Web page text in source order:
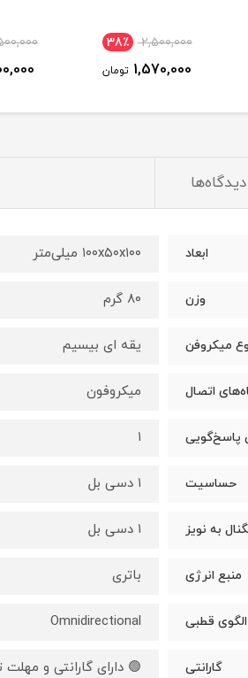
2,500,000 38٪
1,570,000 تومان
دیدگاه‌ها
ابعاد ۱۰۰x۵۰x۱۰۰ میلی‌متر
وزن ۸۰ گرم
میکروفن یقه ای بیسیم
اتصال میکروفون
پاسخ‌گویی ۱
حساسیت ۱ دسی بل
به نویز ۱ دسی بل
منبع انرژی باتری
الگوی قطبی Omnidirectional
گارانتی 🟢 دارای گارانتی و